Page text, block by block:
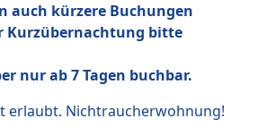
auch kürzere Buchungen
Kurzübernachtung bitte
nur ab 7 Tagen buchbar.
erlaubt. Nichtraucherwohnung!